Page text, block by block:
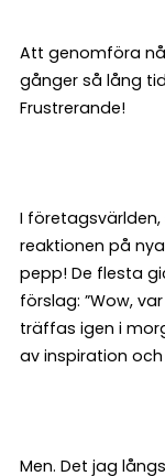
Att genomföra
gånger så lång
Frustrerande!
I
reaktionen på
pepp! De flesta
förslag: ”Wow,
träffas igen i
av inspiration
Men. Det jag